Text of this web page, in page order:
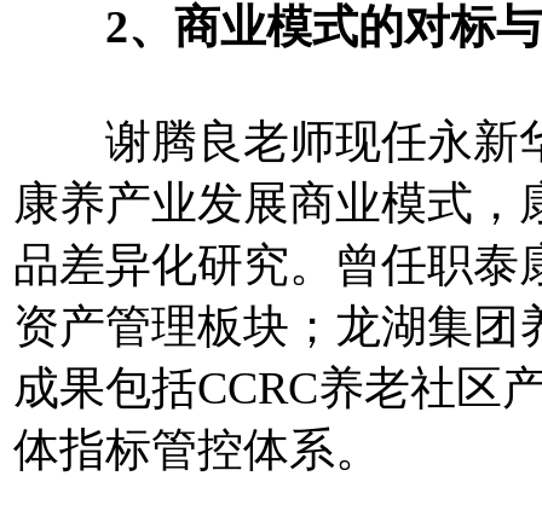
2、商业模式的对标
谢腾良老师现任永新
康养产业发展商业模式
品差异化研究。曾任职泰
资产管理板块；龙湖集团
成果包括CCRC养老社区
体指标管控体系。